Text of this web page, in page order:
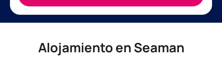
Alojamiento en Seaman